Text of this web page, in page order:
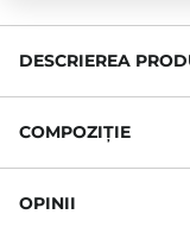
DESCRIEREA
COMPOZIŢIE
OPINII